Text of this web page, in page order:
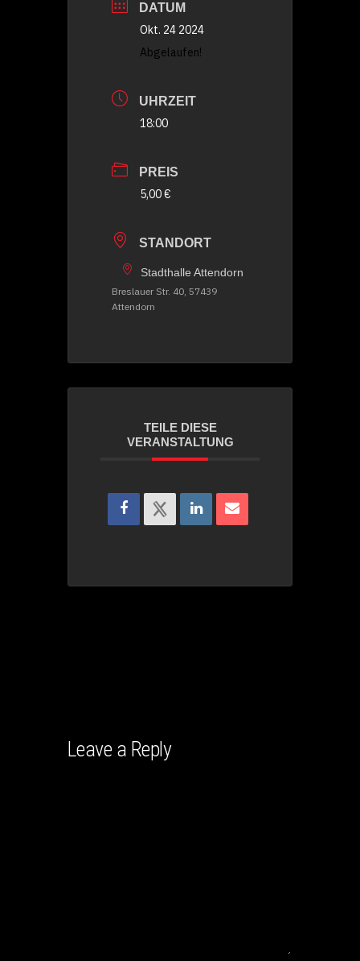
DATUM
Okt. 24 2024
Abgelaufen!
UHRZEIT
18:00
PREIS
5,00 €
STANDORT
Stadthalle Attendorn
Breslauer Str. 40, 57439
Attendorn
TEILE DIESE
VERANSTALTUNG
Leave a Reply